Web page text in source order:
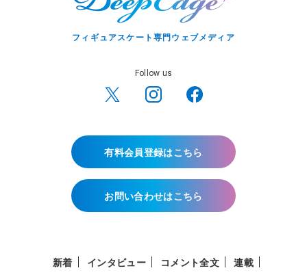
フィギュアスケート専門ウェブメディア
Follow us
有料会員登録はこちら
お問い合わせはこちら
新着 インタビュー コメント全文 連載